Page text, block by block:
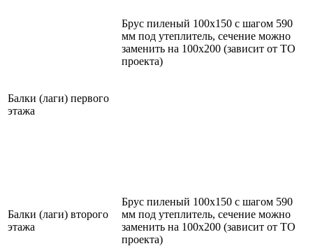
Балки (лаги) первого
этажа
Брус пиленый 100х150 с шагом 590
мм под утеплитель, сечение можно
заменить на 100х200 (зависит от ТО
проекта)
Балки (лаги) второго
этажа
Брус пиленый 100х150 с шагом 590
мм под утеплитель, сечение можно
заменить на 100х200 (зависит от ТО
проекта)